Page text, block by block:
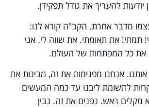
להעריך את גודל תפקידן.
מדבר אחרת. הקב"ה קורא לנו:
תמתי! את תאומתי. את שווה לי. אני
את כל המפתחות של העולם.
אנחנו מפנימות את זה, מבינות את
לתשומת ליבנו עד כמה המעשים
מקלים ראש. נפנים את זה. נבין